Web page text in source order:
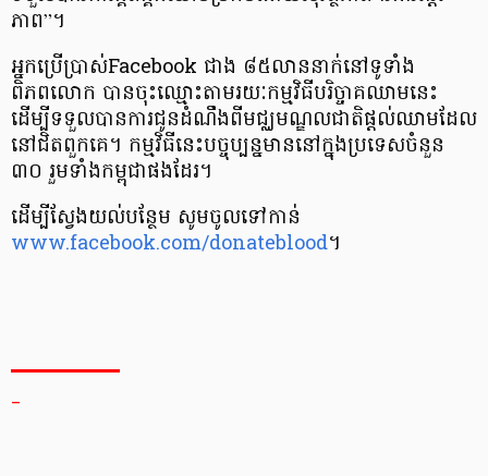
ភាព”។
អ្នក​ប្រើប្រាស់​ Facebook ជាង ៨៥​លាន​នាក់​នៅទូទាំង​
ពិភពលោក​ ​បាន​ចុះឈ្មោះ​តាមរយៈកម្មវិធី​បរិច្ចាគ​ឈាម​នេះ
ដើម្បី​ទទួល​បានការ​ជូនដំណឹង​ពី​មជ្ឈមណ្ឌលជាតិ​ផ្តល់​ឈាម​ដែល
នៅជិត​ពួកគេ។ កម្មវិធី​នេះ​បច្ចុប្បន្ន​មាន​នៅក្នុង​ប្រទេស​ចំនួន
៣០ រួមទាំងកម្ពុជា​ផងដែរ។
ដើម្បី​ស្វែង​យល់​បន្ថែម សូម​ចូលទៅកាន់
www.facebook.com/donateblood។
_